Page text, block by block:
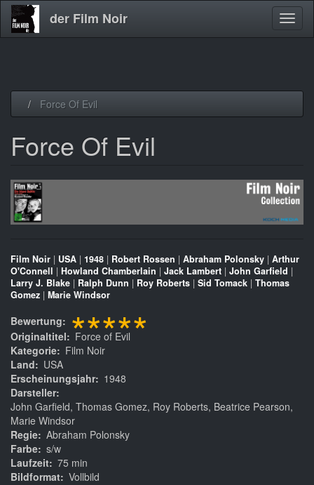
der Film Noir
Force Of Evil
Force Of Evil
Film Noir | USA | 1948 | Robert Rossen | Abraham Polonsky | Arthur
O'Connell | Howland Chamberlain | Jack Lambert | John Garfield |
Larry J. Blake | Ralph Dunn | Roy Roberts | Sid Tomack | Thomas
Gomez | Marie Windsor
Bewertung *****
Originaltitel
Force of Evil
Kategorie
Film Noir
Land
USA
Erscheinungsjahr
1948
Darsteller
John Garfield, Thomas Gomez, Roy Roberts, Beatrice Pearson,
Marie Windsor
Regie Abraham Polonsky
Farbe s/w
Laufzeit 75 min
Bildformat Vollbild